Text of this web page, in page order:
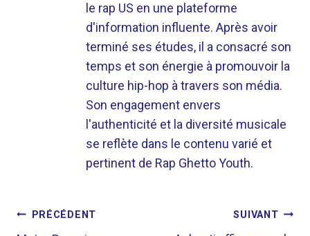
le rap US en une plateforme
d'information influente. Après avoir
terminé ses études, il a consacré son
temps et son énergie à promouvoir la
culture hip-hop à travers son média.
Son engagement envers
l'authenticité et la diversité musicale
se reflète dans le contenu varié et
pertinent de Rap Ghetto Youth.
NAVIGATION
PRÉCÉDENT SUIVANT